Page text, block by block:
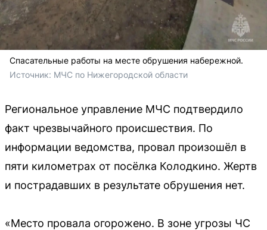
Спасательные работы на месте обрушения набережной.
Источник: МЧС по Нижегородской области
Региональное управление МЧС подтвердило
факт чрезвычайного происшествия. По
информации ведомства, провал произошёл в
пяти километрах от посёлка Колодкино. Жертв
и пострадавших в результате обрушения нет.
«Место провала огорожено. В зоне угрозы ЧС